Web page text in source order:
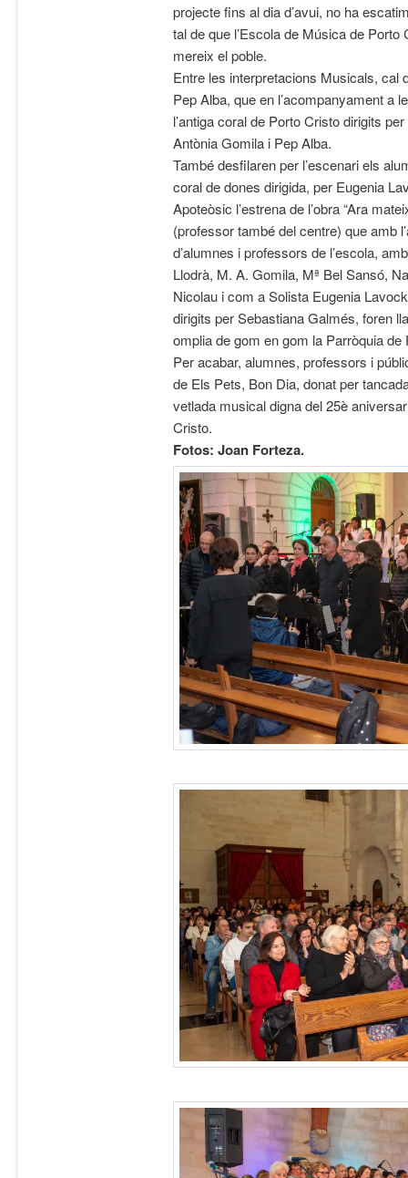
projecte fins al dia d’avui, no ha
tal de que l’Escola de Música de Porto
mereix el poble.
Entre les interpretacions Musicals, cal
Pep Alba, que en l’acompanyament a
l’antiga coral de Porto Cristo dirigits
Antònia Gomila i Pep Alba.
També desfilaren per l’escenari els
coral de dones dirigida, per Eugenia
Apoteòsic l’estrena de l’obra “Ara
(professor també del centre) que amb
d’alumnes i professors de l’escola,
Llodrà, M. A. Gomila, Mª Bel Sansó,
Nicolau i com a Solista Eugenia
dirigits per Sebastiana Galmés, foren
omplia de gom en gom la Parròquia de
Per acabar, alumnes, professors i
de Els Pets, Bon Dia, donat per
vetlada musical digna del 25è
Cristo.
Fotos: Joan Forteza.